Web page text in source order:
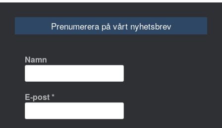
Prenumerera på vårt nyhetsbrev
Namn
E-post*